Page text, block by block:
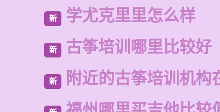
新 学尤克里里怎么样
新 古筝培训哪里比较好
新 附近的古筝培训机构